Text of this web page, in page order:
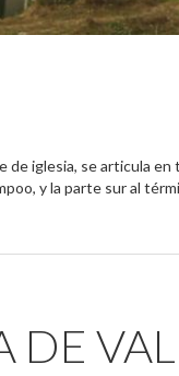
de iglesia, se articula
y la parte sur al
DE